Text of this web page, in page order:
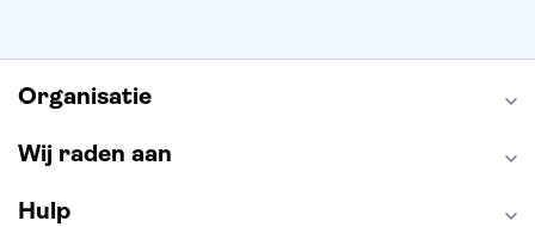
Organisatie
Wij raden aan
Hulp